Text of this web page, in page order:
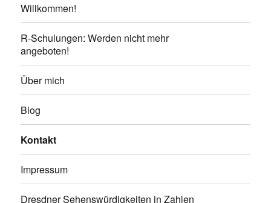
Willkommen!
R-Schulungen: Werden nicht mehr
angeboten!
Über mich
Blog
Kontakt
Impressum
Dresdner Sehenswürdigkeiten in Zahlen